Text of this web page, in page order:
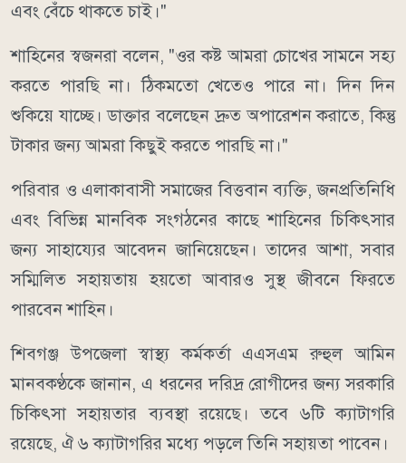
এবং বেঁচে থাকতে চাই।"
শাহিনের স্বজনরা বলেন, "ওর কষ্ট আমরা চোখের সামনে সহ্য
করতে পারছি না। ঠিকমতো খেতেও পারে না। দিন দিন
শুকিয়ে যাচ্ছে। ডাক্তার বলেছেন দ্রুত অপারেশন করাতে, কিন্তু
টাকার জন্য আমরা কিছুই করতে পারছি না।"
পরিবার ও এলাকাবাসী সমাজের বিত্তবান ব্যক্তি, জনপ্রতিনিধি
এবং বিভিন্ন মানবিক সংগঠনের কাছে শাহিনের চিকিৎসার
জন্য সাহায্যের আবেদন জানিয়েছেন। তাদের আশা, সবার
সম্মিলিত সহায়তায় হয়তো আবারও সুস্থ জীবনে ফিরতে
পারবেন শাহিন।
শিবগঞ্জ উপজেলা স্বাস্থ্য কর্মকর্তা এএসএম রুহুল আমিন
মানবকণ্ঠকে জানান, এ ধরনের দরিদ্র রোগীদের জন্য সরকারি
চিকিৎসা সহায়তার ব্যবস্থা রয়েছে। তবে ৬টি ক্যাটাগরি
রয়েছে, ঐ ৬ ক্যাটাগরির মধ্যে পড়লে তিনি সহায়তা পাবেন।